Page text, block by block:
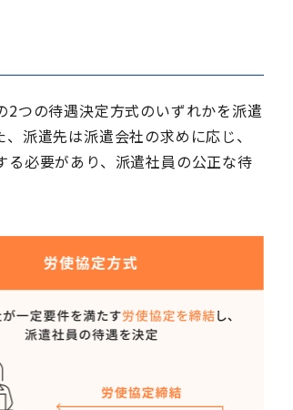
つの待遇決定方式のいずれかを派遣
派遣先は派遣会社の求めに応じ、
必要があり、派遣社員の公正な待